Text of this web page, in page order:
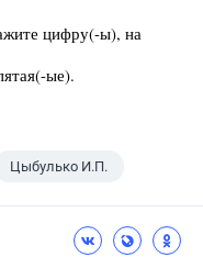
цифру(-ы), на
ые).
Цыбулько И.П.